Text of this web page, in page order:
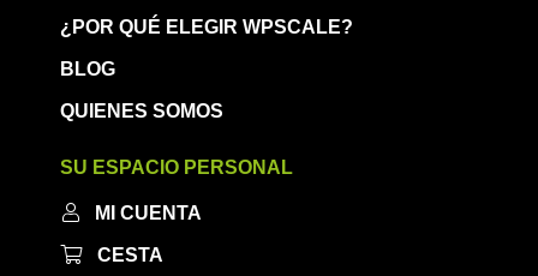
¿POR QUÉ ELEGIR WPSCALE?
BLOG
QUIENES SOMOS
SU ESPACIO PERSONAL
MI CUENTA
CESTA